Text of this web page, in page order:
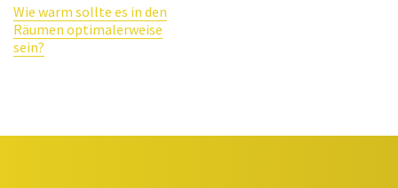
Wie warm sollte es in den
Räumen optimalerweise
sein?